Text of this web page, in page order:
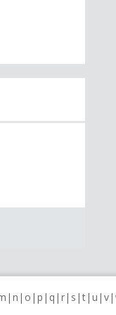
n o p q r s t u v